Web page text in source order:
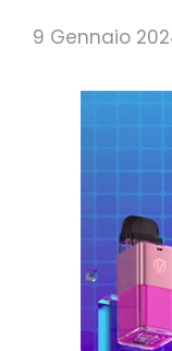
9 Gennaio